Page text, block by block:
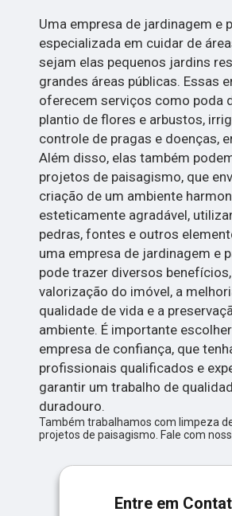
Uma empresa de jardinagem e
especializada em cuidar de
sejam elas pequenos jardins
grandes áreas públicas. Essas
oferecem serviços como poda
plantio de flores e arbustos,
controle de pragas e doenças,
Além disso, elas também
projetos de paisagismo, que
criação de um ambiente
esteticamente agradável,
pedras, fontes e outros
uma empresa de jardinagem e
pode trazer diversos
valorização do imóvel, a
qualidade de vida e a
ambiente. É importante
empresa de confiança, que
profissionais qualificados e
garantir um trabalho de
duradouro.
Também trabalhamos com limpeza
projetos de paisagismo. Fale com
Entre em